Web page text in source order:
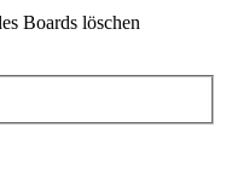
Boards löschen